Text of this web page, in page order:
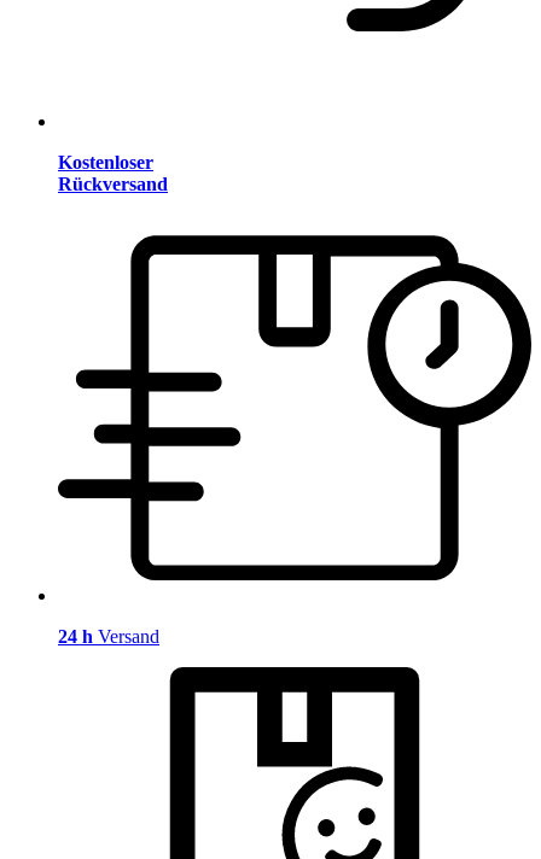
Kostenloser
Rückversand
24 h Versand